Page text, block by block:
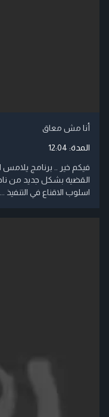
أنا مش معاق
المدة: 12:04
فيكم خير .. برنامج يلامس
القضية بشكل جديد من
اسلوب الاقناع في التنفيذ ....